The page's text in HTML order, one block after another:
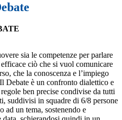
sia le competenze per parlare
ciò che si vuol comunicare
che la conoscenza e l’impiego
Debate è un confronto dialettico e
ben precise condivise da tutti
suddivisi in squadre di 6/8 persone
ad un tema, sostenendo e